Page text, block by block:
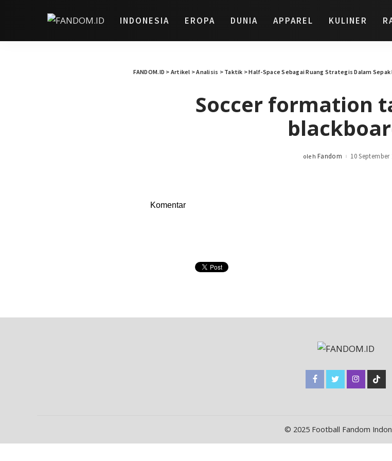
INDONESIA EROPA DUNIA APPAREL KULINER
FANDOM.ID > Artikel >Analisis > Taktik >Half-Space Sebagai Ruang Strategis Dalam Sepak
Soccer formation
Posted
oleh Fandom 10 September
Komentar
© 2025 Football Fandom